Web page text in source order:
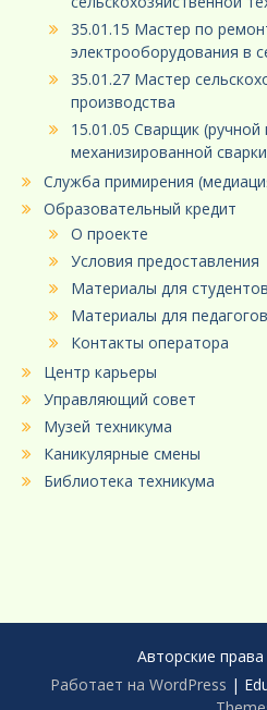
35.01.15 Мастер по
электрооборудования в
35.01.27 Мастер
производства
15.01.05 Сварщик (ручной
механизированной
Служба примирения
Образовательный кредит
О проекте
Условия предоставления
Материалы для
Материалы для
Контакты оператора
Центр карьеры
Управляющий совет
Музей техникума
Каникулярные смены
Библиотека техникума
Авторские
Работает на WordPress |